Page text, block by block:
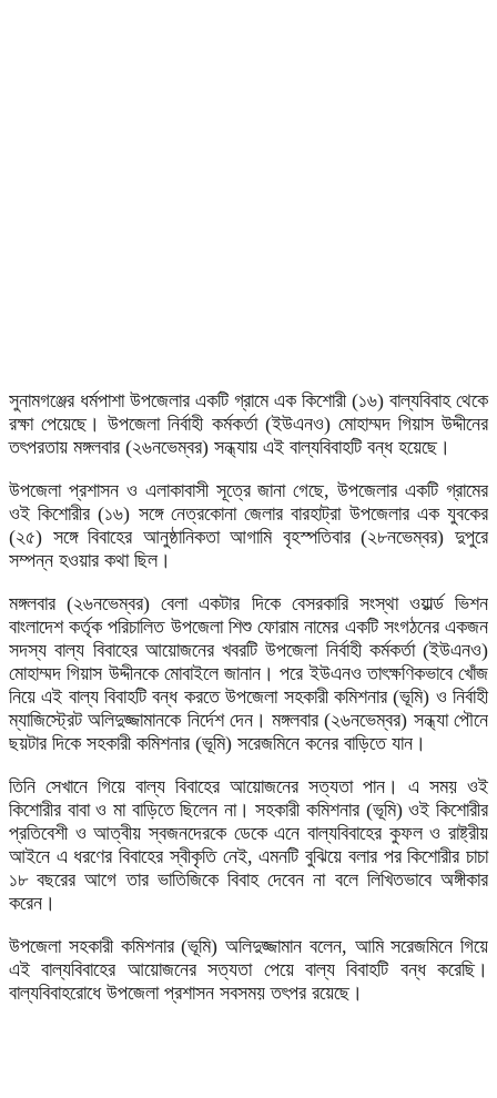
সুনামগঞ্জের ধর্মপাশা উপজেলার একটি গ্রামে এক কিশোরী (১৬) বাল্যবিবাহ থেকে
রক্ষা পেয়েছে। উপজেলা নির্বাহী কর্মকর্তা (ইউএনও) মোহাম্মদ গিয়াস উদ্দীনের
তৎপরতায় মঙ্গলবার (২৬নভেম্বর) সন্ধ্যায় এই বাল্যবিবাহটি বন্ধ হয়েছে।
উপজেলা প্রশাসন ও এলাকাবাসী সূত্রে জানা গেছে, উপজেলার একটি গ্রামের
ওই কিশোরীর (১৬) সঙ্গে নেত্রকোনা জেলার বারহাট্রা উপজেলার এক যুবকের
(২৫) সঙ্গে বিবাহের আনুষ্ঠানিকতা আগামি বৃহস্পতিবার (২৮নভেম্বর) দুপুরে
সম্পন্ন হওয়ার কথা ছিল।
মঙ্গলবার (২৬নভেম্বর) বেলা একটার দিকে বেসরকারি সংস্থা ওয়ার্ল্ড ভিশন
বাংলাদেশ কর্তৃক পরিচালিত উপজেলা শিশু ফোরাম নামের একটি সংগঠনের একজন
সদস্য বাল্য বিবাহের আয়োজনের খবরটি উপজেলা নির্বাহী কর্মকর্তা (ইউএনও)
মোহাম্মদ গিয়াস উদ্দীনকে মোবাইলে জানান। পরে ইউএনও তাৎক্ষণিকভাবে খোঁজ
নিয়ে এই বাল্য বিবাহটি বন্ধ করতে উপজেলা সহকারী কমিশনার (ভূমি) ও নির্বাহী
ম্যাজিস্ট্রেট অলিদুজ্জামানকে নির্দেশ দেন। মঙ্গলবার (২৬নভেম্বর) সন্ধ্যা পৌনে
ছয়টার দিকে সহকারী কমিশনার (ভূমি) সরেজমিনে কনের বাড়িতে যান।
তিনি সেখানে গিয়ে বাল্য বিবাহের আয়োজনের সত্যতা পান। এ সময় ওই
কিশোরীর বাবা ও মা বাড়িতে ছিলেন না। সহকারী কমিশনার (ভূমি) ওই কিশোরীর
প্রতিবেশী ও আত্বীয় স্বজনদেরকে ডেকে এনে বাল্যবিবাহের কুফল ও রাষ্ট্রীয়
আইনে এ ধরণের বিবাহের স্বীকৃতি নেই, এমনটি বুঝিয়ে বলার পর কিশোরীর চাচা
১৮ বছরের আগে তার ভাতিজিকে বিবাহ দেবেন না বলে লিখিতভাবে অঙ্গীকার
করেন।
উপজেলা সহকারী কমিশনার (ভূমি) অলিদুজ্জামান বলেন, আমি সরেজমিনে গিয়ে
এই বাল্যবিবাহের আয়োজনের সত্যতা পেয়ে বাল্য বিবাহটি বন্ধ করেছি।
বাল্যবিবাহরোধে উপজেলা প্রশাসন সবসময় তৎপর রয়েছে।